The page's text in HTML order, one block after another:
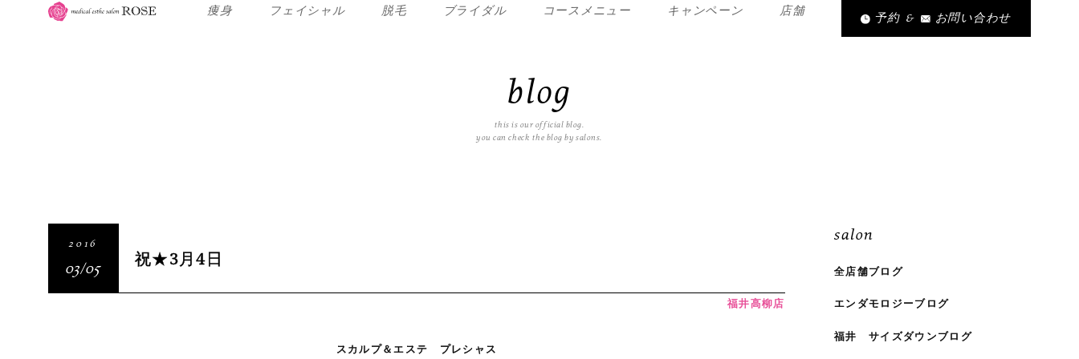
痩身 フェイシャル 脱毛 ブライダル コースメニュー キャンペーン 店舗
予約 & お問い合わせ
blog
this is our official blog.
you can check the blog by salons.
2016
03/05 祝★3月4日
福井高柳店
スカルプ＆エステ プレシャス
salon
全店舗ブログ
エンダモロジーブログ
福井 サイズダウンブログ